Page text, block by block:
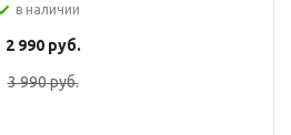
в наличии
2 990руб.
3 990руб.